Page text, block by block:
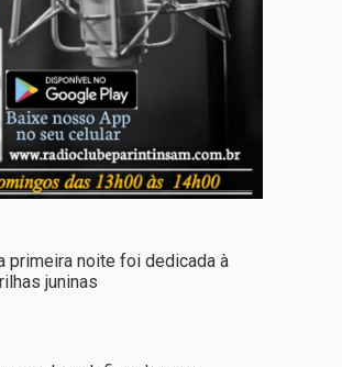
primeira noite foi dedicada à
juninas